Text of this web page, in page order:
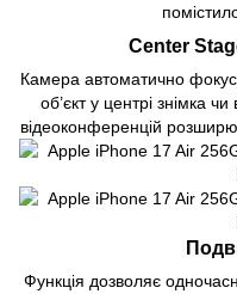
Center
Камера автоматично
об’єкт у центрі знімка
відеоконференцій
Функція дозволяє